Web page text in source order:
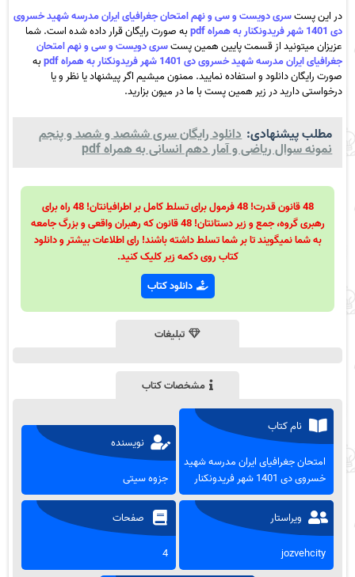
در این پستسری دویست و سی و نهم امتحان جغرافیای ایران مدرسه شهید خسروی
دی 1401 شهر فریدونکنار به همراه pdf
به صورت رایگان قرار داده شده است. شما
عزیزان میتونید از قسمت پایین همین پستسری دویست و سی و نهم امتحان
جغرافیای ایران مدرسه شهید خسروی دی 1401 شهر فریدونکنار به همراه pdf
به
صورت رایگان دانلود و استفاده نمایید. ممنون میشیم اگر پیشنهاد یا نظر و یا
درخواستی دارید در زیر همین پست با ما در میون بزارید.
مطلب پیشنهادی: دانلود رایگان سری ششصد و شصد و پنجم
نمونه سوال ریاضی و آمار دهم انسانی به همراه pdf
48 قانون قدرت! 48 فرمول برای تسلط کامل بر اطرافیانتان! 48 راه برای
رهبری گروه، جمع و زیر دستانتان! 48 قانون که رهبران واقعی و بزرگ جامعه
به شما نمیگویند تا بر شما تسلط داشته باشند! رای اطلاعات بیشتر و دانلود
کتاب روی دکمه زیر کلیک کنید.
دانلود کتاب
تبلیغات
مشخصات کتاب
نام کتاب
امتحان جغرافیای ایران مدرسه شهید
خسروی دی 1401 شهر فریدونکنار
نویسنده
جزوه سیتی
ویراستار
jozvehcity
صفحات
4